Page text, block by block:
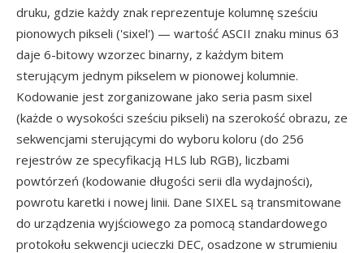
druku, gdzie każdy znak reprezentuje kolumnę sześciu
pionowych pikseli ('sixel') — wartość ASCII znaku minus 63
daje 6-bitowy wzorzec binarny, z każdym bitem
sterującym jednym pikselem w pionowej kolumnie.
Kodowanie jest zorganizowane jako seria pasm sixel
(każde o wysokości sześciu pikseli) na szerokość obrazu, ze
sekwencjami sterującymi do wyboru koloru (do 256
rejestrów ze specyfikacją HLS lub RGB), liczbami
powtórzeń (kodowanie długości serii dla wydajności),
powrotu karetki i nowej linii. Dane SIXEL są transmitowane
do urządzenia wyjściowego za pomocą standardowego
protokołu sekwencji ucieczki DEC, osadzone w strumieniu